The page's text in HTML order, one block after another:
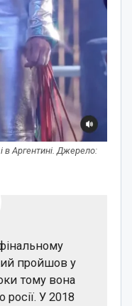
в Аргентині. Джерело:
пройшов у
тому вона
У 2018